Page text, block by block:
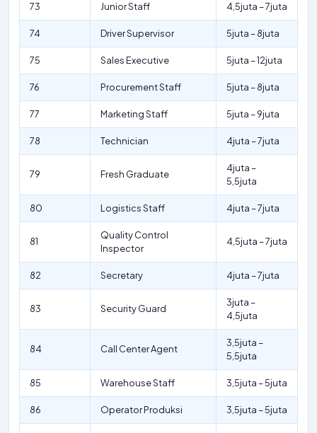
73 Junior Staff 4,5juta – 7juta
74 Driver Supervisor 5juta – 8juta
75 Sales Executive 5juta – 12juta
76 Procurement Staff 5juta – 8juta
77 Marketing Staff 5juta – 9juta
78 Technician 4juta – 7juta
79 Fresh Graduate
4juta –
5,5juta
80 Logistics Staff 4juta – 7juta
81
Quality Control
Inspector
4,5juta – 7juta
82 Secretary 4juta – 7juta
83 Security Guard
3juta –
4,5juta
84 Call Center Agent
3,5juta –
5,5juta
85 Warehouse Staff 3,5juta – 5juta
86 Operator Produksi 3,5juta – 5juta